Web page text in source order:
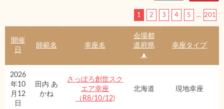
1 2 3 4 5 ... 201
開催
日
師範名 幸座名
会場都
道府県
▲
幸座タイプ
2026
年10
月12
日
田内 あ
かね
さっぽろ創世スク
エア幸座
（R8/10/12)
北海道 現地幸座